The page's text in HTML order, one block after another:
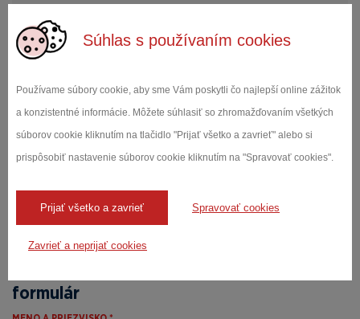
Súhlas s používaním cookies
Používame súbory cookie, aby sme Vám poskytli čo najlepší online zážitok
a konzistentné informácie. Môžete súhlasiť so zhromažďovaním všetkých
súborov cookie kliknutím na tlačidlo "Prijať všetko a zavrieť" alebo si
prispôsobiť nastavenie súborov cookie kliknutím na "Spravovať cookies".
Prijať všetko a zavrieť Spravovať cookies
Zavrieť a neprijať cookies
Obráťte sa na našich
odborníkov
Mgr. Miroslava
+421 903 250 173
ks.edartiak@avohcudnam
formulár